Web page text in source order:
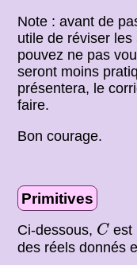
Note : avant de
utile de réviser les
pouvez ne pas
seront moins
présentera, le
faire.
Bon courage.
Primitives
Ci-dessous, C
C est
des réels donnés